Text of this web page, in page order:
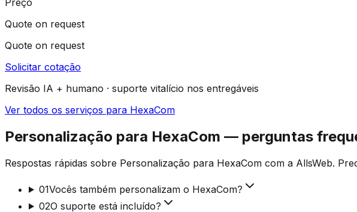
Preço
Quote on request
Quote on request
Solicitar cotação
Revisão IA + humano · suporte vitalício nos entregáveis
Ver todos os serviços para HexaCom
Personalização para HexaCom — perguntas
Respostas rápidas sobre Personalização para HexaCom com a AllsWeb.
01Vocês também personalizam o HexaCom?
02O suporte está incluído?